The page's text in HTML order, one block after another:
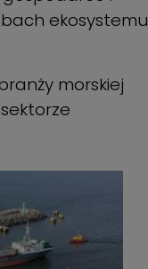
ekosystemu
morskiej